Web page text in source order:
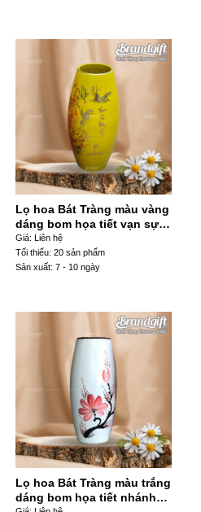
Lọ hoa Bát Tràng màu vàng
dáng bom họa tiết vạn sự
như ý LHGS-92
Giá: Liên hệ
Tối thiểu: 20 sản phẩm
Sản xuất: 7 - 10 ngày
Lọ hoa Bát Tràng màu trắng
dáng bom họa tiết nhánh